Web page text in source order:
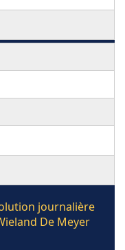
journalière
De Meyer